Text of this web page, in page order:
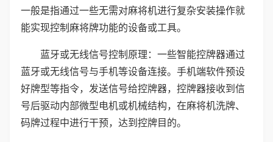
一般是指通过一些无需对麻将机进行复杂安装操作就
能实现控制麻将牌功能的设备或工具。
蓝牙或无线信号控制原理：一些智能控牌器通过
蓝牙或无线信号与手机等设备连接。手机端软件预设
好牌型等指令，发送信号给控牌器，控牌器接收到信
号后驱动内部微型电机或机械结构，在麻将机洗牌、
码牌过程中进行干预，达到控牌目的。